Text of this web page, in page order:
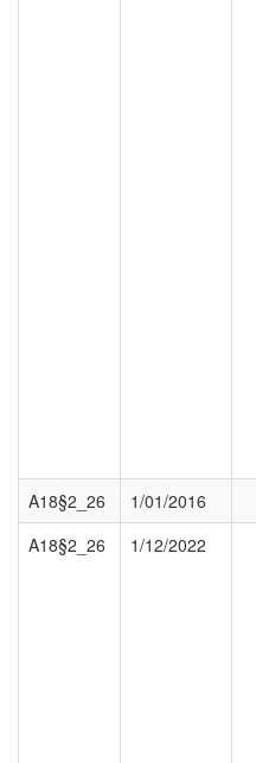
A18§2_26
1/01/2016
A18§2_26
1/12/2022